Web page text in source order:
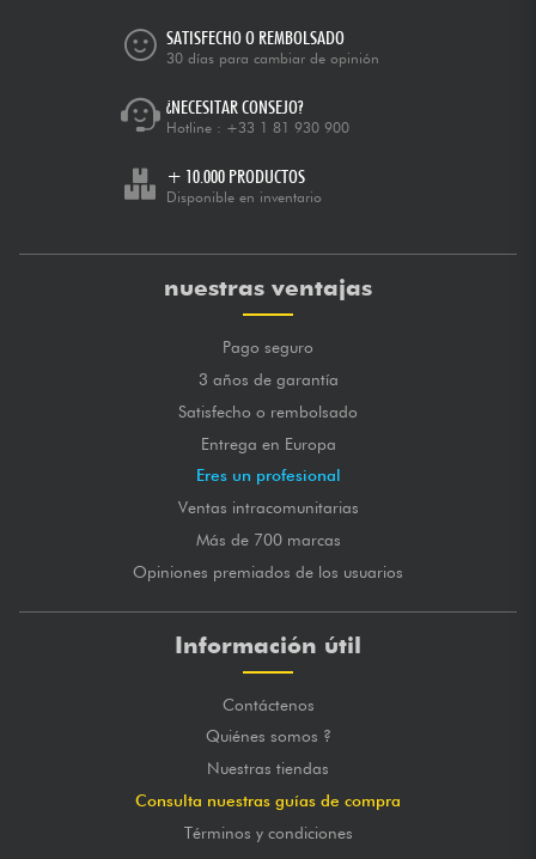
SATISFECHO O REMBOLSADO
30 días para cambiar de opinión
¿NECESITAR CONSEJO?
Hotline : +33 1 81 930 900
+ 10.000 PRODUCTOS
Disponible en inventario
nuestras ventajas
Pago seguro
3 años de garantía
Satisfecho o rembolsado
Entrega en Europa
Eres un profesional
Ventas intracomunitarias
Más de 700 marcas
Opiniones premiados de los usuarios
Información útil
Contáctenos
Quiénes somos ?
Nuestras tiendas
Consulta nuestras guías de compra
Términos y condiciones